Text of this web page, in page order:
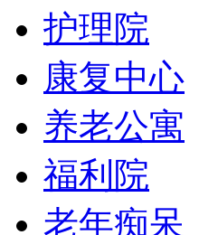
护理院
康复中心
养老公寓
福利院
老年痴呆